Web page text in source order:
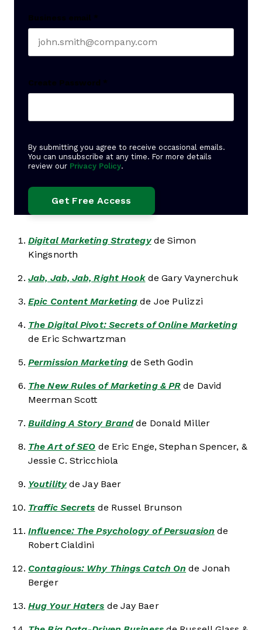
Business email *
Create Password *
By submitting you agree to receive occasional emails.
You can unsubscribe at any time. For more details
review our Privacy Policy.
Digital Marketing Strategyde Simon
Kingsnorth
Jab, Jab, Jab, Right Hookde Gary Vaynerchuk
Epic Content Marketing de Joe Pulizzi
The Digital Pivot: Secrets of Online Marketing
de Eric Schwartzman
Permission Marketing de Seth Godin
The New Rules of Marketing & PR de David
Meerman Scott
Building A Story Brandde Donald Miller
The Art of SEO de Eric Enge, Stephan Spencer, &
Jessie C. Stricchiola
Youtilityde Jay Baer
Traffic Secrets de Russel Brunson
Influence: The Psychology of Persuasion de
Robert Cialdini
Contagious: Why Things Catch On de Jonah
Berger
Hug Your Haters de Jay Baer